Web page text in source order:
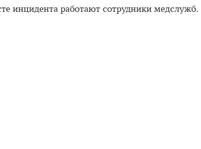
инцидента работают сотрудники медслужб.